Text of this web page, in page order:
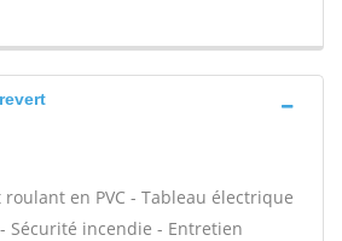
en PVC - Tableau électrique
Sécurité incendie - Entretien